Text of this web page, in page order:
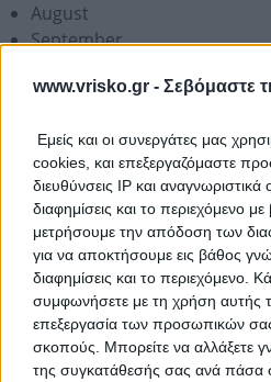
www.vrisko.gr - Σεβόμαστε
Εμείς και οι συνεργάτες μας
cookies, και επεξεργαζόμαστε
διευθύνσεις IP και
διαφημίσεις και το περιεχόμενο
μετρήσουμε την απόδοση των
για να αποκτήσουμε εις βάθος
διαφημίσεις και το περιεχόμενο.
συμφωνήσετε με τη χρήση αυτής
επεξεργασία των προσωπικών
σκοπούς. Μπορείτε να αλλάξετε
της συγκατάθεσής σας ανά πάσα
August
September
November
Add a Review